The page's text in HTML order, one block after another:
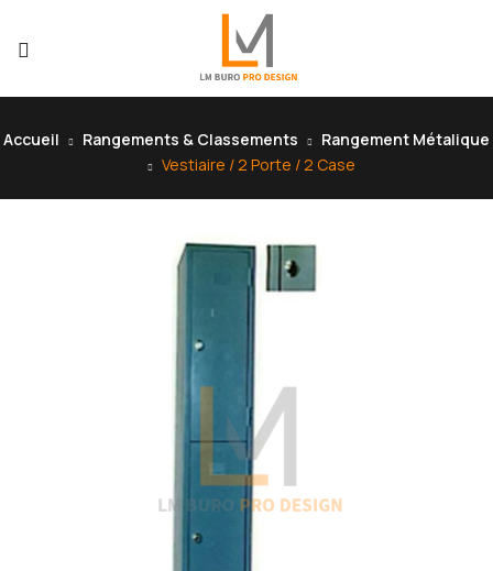
Accueil Rangements & Classements
Rangement Métalique
Vestiaire / 2 Porte / 2 Case